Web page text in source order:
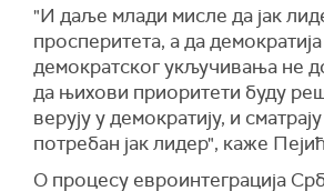
"И даље млади мисле да јак
просперитета, а да
демократског укључивања не
да њихови приоритети буду
верују у демократију, и
потребан јак лидер", каже
О процесу евроинтеграција